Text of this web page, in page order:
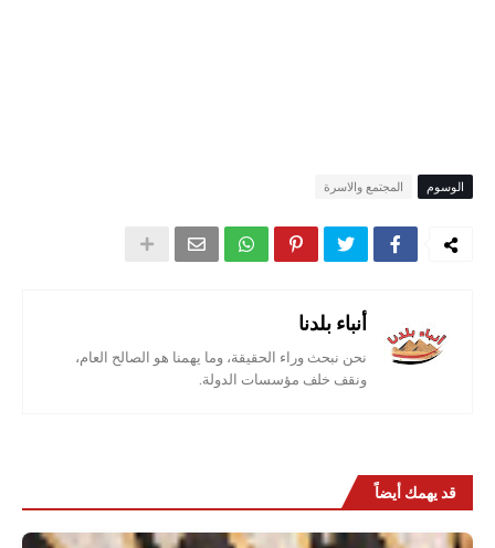
الوسوم المجتمع والاسرة
أنباء بلدنا
نحن نبحث وراء الحقيقة، وما يهمنا هو الصالح العام،
ونقف خلف مؤسسات الدولة.
قد يهمك أيضاً